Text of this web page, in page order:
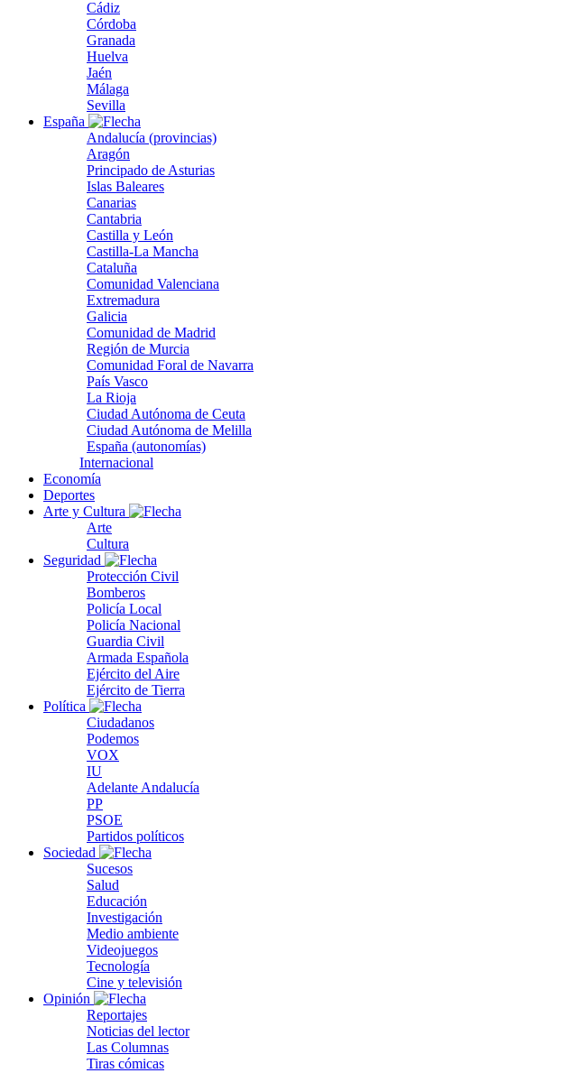
Cádiz
Córdoba
Granada
Huelva
Jaén
Málaga
Sevilla
España
Andalucía (provincias)
Aragón
Principado de Asturias
Islas Baleares
Canarias
Cantabria
Castilla y León
Castilla-La Mancha
Cataluña
Comunidad Valenciana
Extremadura
Galicia
Comunidad de Madrid
Región de Murcia
Comunidad Foral de Navarra
País Vasco
La Rioja
Ciudad Autónoma de Ceuta
Ciudad Autónoma de Melilla
España (autonomías)
Internacional
Economía
Deportes
Arte y Cultura
Arte
Cultura
Seguridad
Protección Civil
Bomberos
Policía Local
Policía Nacional
Guardia Civil
Armada Española
Ejército del Aire
Ejército de Tierra
Política
Ciudadanos
Podemos
VOX
IU
Adelante Andalucía
PP
PSOE
Partidos políticos
Sociedad
Sucesos
Salud
Educación
Investigación
Medio ambiente
Videojuegos
Tecnología
Cine y televisión
Opinión
Reportajes
Noticias del lector
Las Columnas
Tiras cómicas